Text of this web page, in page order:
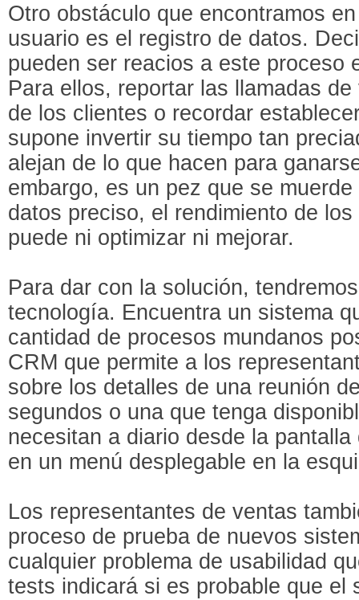
Otro obstáculo que encontramos
usuario es el registro de datos.
pueden ser reacios a este proceso
Para ellos, reportar las llamadas
de los clientes o recordar
supone invertir su tiempo tan
alejan de lo que hacen para
embargo, es un pez que se
datos preciso, el rendimiento de
puede ni optimizar ni mejorar.
Para dar con la solución,
tecnología. Encuentra un sistema
cantidad de procesos mundanos
CRM que permite a los
sobre los detalles de una reunión
segundos o una que tenga
necesitan a diario desde la
en un menú desplegable en la
Los representantes de ventas
proceso de prueba de nuevos
cualquier problema de usabilidad
tests indicará si es probable que el